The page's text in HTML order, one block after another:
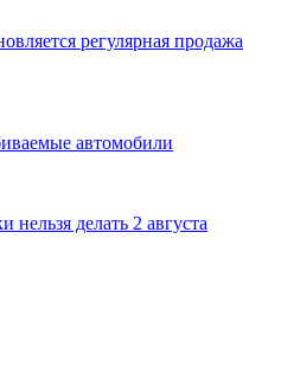
регулярная продажа
автомобили
нельзя делать 2 августа